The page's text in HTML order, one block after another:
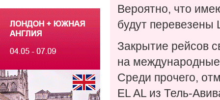
Вероятно, что
будут
Закрытие рейсов
на международные
Среди прочего,
EL AL из Тель-